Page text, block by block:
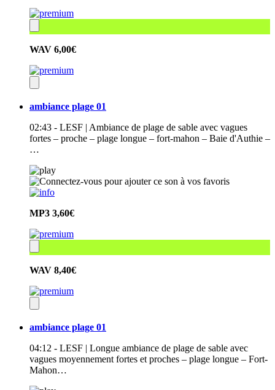
WAV 6,00€
ambiance plage 01
02:43 - LESF | Ambiance de plage de sable avec vagues
fortes – proche – plage longue – fort-mahon – Baie d'Authie –
…
MP3 3,60€
WAV 8,40€
ambiance plage 01
04:12 - LESF | Longue ambiance de plage de sable avec
vagues moyennement fortes et proches – plage longue – Fort-
Mahon…